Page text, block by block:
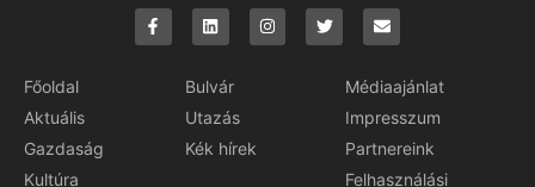
Főoldal
Aktuális
Gazdaság
Kultúra
Bulvár
Utazás
Kék hírek
Médiaajánlat
Impresszum
Partnereink
Felhasználási